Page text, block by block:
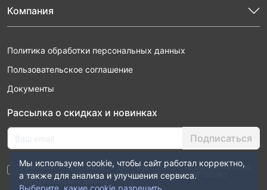
Компания
Политика обработки персональных данных
Пользовательское соглашение
Документы
Рассылка о скидках и новинках
Подписаться
Нажимая “Подписаться”, я даю свое согласие на обработку моих
персональных данных в соответствии с законом №152-ФЗ
“О персональных данных”
Мы используем cookie, чтобы сайт работал корректно,
а также для анализа и улучшения сервиса.
Выберите, какие cookie разрешить